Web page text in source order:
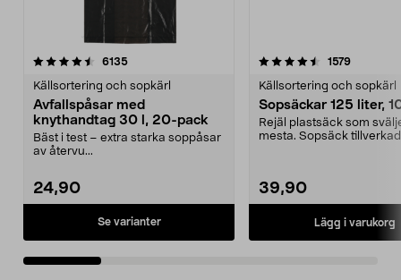
6135recensioner
Källsortering och sopkärl
Avfallspåsar med
knythandtag 30 l, 20-pack
Bäst i test – extra starka soppåsar
av återvu...
24,90
Se varianter
4.5 av 5 stjärnor 1579
Källsortering och sopkärl
Sopsäckar 125 liter,
Rejäl plastsäck som
mesta. Sopsäck
39,90
Lägg i varukorg
4.0 av 5 stjärnor